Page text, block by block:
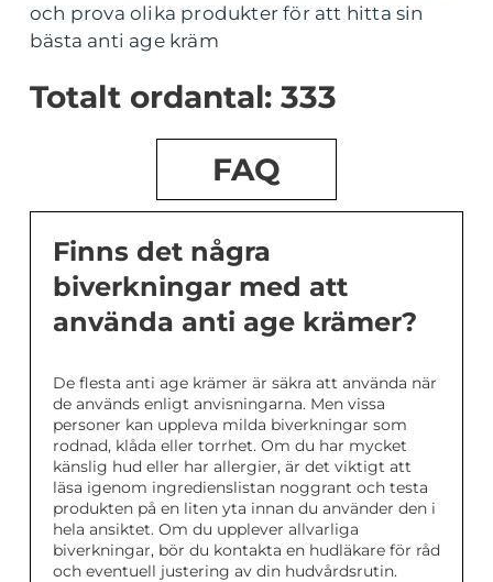
och prova olika produkter för att hitta sin
bästa anti age kräm
Totalt ordantal: 333
FAQ
Finns det några
biverkningar med att
använda anti age krämer?
De flesta anti age krämer är säkra att använda när
de används enligt anvisningarna. Men vissa
personer kan uppleva milda biverkningar som
rodnad, klåda eller torrhet. Om du har mycket
känslig hud eller har allergier, är det viktigt att
läsa igenom ingredienslistan noggrant och testa
produkten på en liten yta innan du använder den i
hela ansiktet. Om du upplever allvarliga
biverkningar, bör du kontakta en hudläkare för råd
och eventuell justering av din hudvårdsrutin.